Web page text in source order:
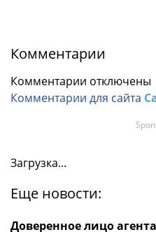
Комментарии
Комментарии отключены
Комментарии для сайта
Загрузка...
Еще новости:
Доверенное лицо